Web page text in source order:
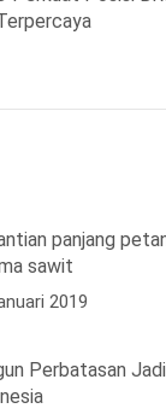
panjang
sawit
2019
Perbatasan